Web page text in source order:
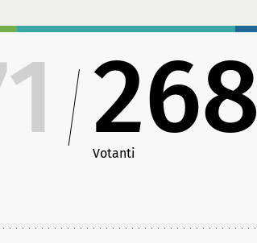
268
Votanti